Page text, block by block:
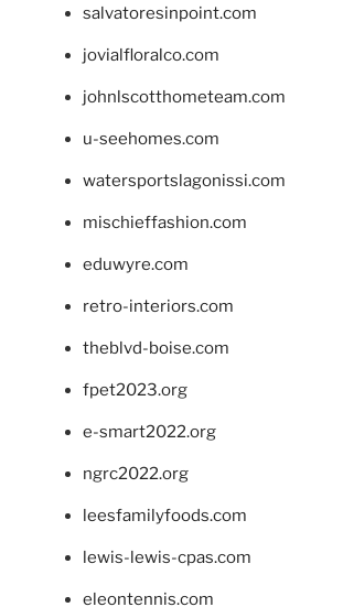
salvatoresinpoint.com
jovialfloralco.com
johnlscotthometeam.com
u-seehomes.com
watersportslagonissi.com
mischieffashion.com
eduwyre.com
retro-interiors.com
theblvd-boise.com
fpet2023.org
e-smart2022.org
ngrc2022.org
leesfamilyfoods.com
lewis-lewis-cpas.com
eleontennis.com